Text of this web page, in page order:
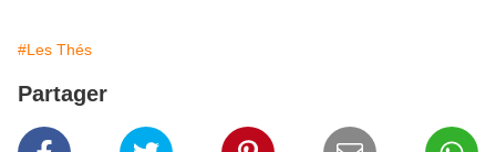
#Les Thés
Partager